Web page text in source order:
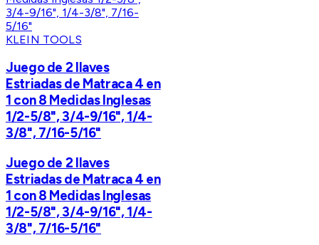
KLEIN TOOLS
Juego de 2 llaves
Estriadas de Matraca 4 en
1 con 8 Medidas Inglesas
1/2-5/8", 3/4-9/16", 1/4-
3/8", 7/16-5/16"
Juego de 2 llaves
Estriadas de Matraca 4 en
1 con 8 Medidas Inglesas
1/2-5/8", 3/4-9/16", 1/4-
3/8", 7/16-5/16"